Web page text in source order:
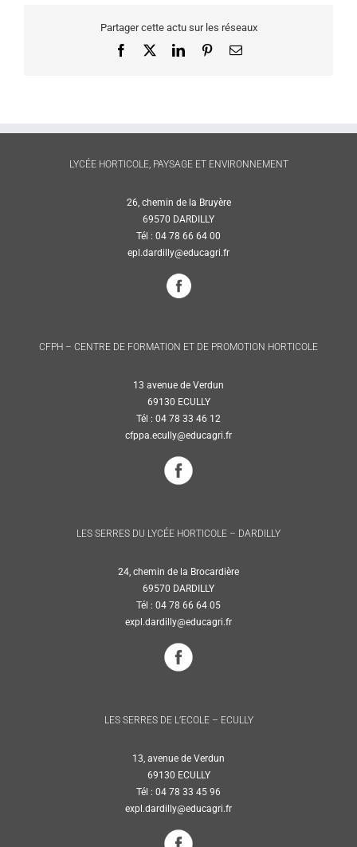
Partager cette actu sur les réseaux
Facebook LinkedInPinterestEmail
LYCÉE HORTICOLE, PAYSAGE ET ENVIRONNEMENT
26, chemin de la Bruyère
69570 DARDILLY
Tél : 04 78 66 64 00
epl.dardilly@educagri.fr
CFPH – CENTRE DE FORMATION ET DE PROMOTION HORTICOLE
13 avenue de Verdun
69130 ECULLY
Tél : 04 78 33 46 12
cfppa.ecully@educagri.fr
LES SERRES DU LYCÉE HORTICOLE – DARDILLY
24, chemin de la Brocardière
69570 DARDILLY
Tél : 04 78 66 64 05
expl.dardilly@educagri.fr
LES SERRES DE L’ECOLE – ECULLY
13, avenue de Verdun
69130 ECULLY
Tél : 04 78 33 45 96
expl.dardilly@educagri.fr